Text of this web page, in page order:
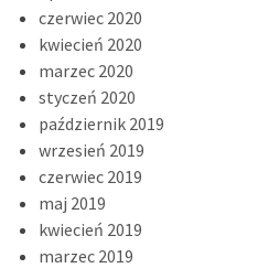
czerwiec 2020
kwiecień 2020
marzec 2020
styczeń 2020
październik 2019
wrzesień 2019
czerwiec 2019
maj 2019
kwiecień 2019
marzec 2019